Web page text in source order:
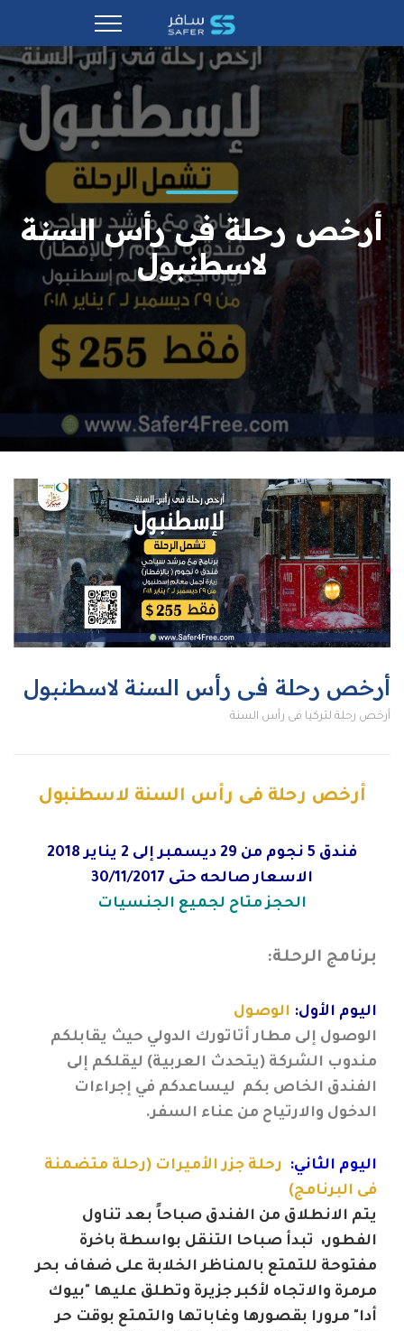
أرخص رحلة فى رأس السنة
لاسطنبول
أرخص رحلة فى رأس السنة لاسطنبول
أرخص رحلة لتركيا فى رأس السنة
أرخص رحلة فى رأس السنة لاسطنبول
فندق 5 نجوم من 29 ديسمبر إلى 2 يناير 2018
الاسعار صالحه حتى 30/11/2017
الحجز متاح لجميع الجنسيات
برنامج الرحلة:
اليوم الأول: الوصول
الوصول إلى مطار أتاتورك الدولي حيث يقابلكم
مندوب الشركة (يتحدث العربية) ليقلكم إلى
الفندق الخاص بكم ليساعدكم في إجراءات
الدخول والارتياح من عناء السفر.
اليوم الثاني: رحلة جزر الأميرات (رحلة متضمنة
فى البرنامج)
يتم الانطلاق من الفندق صباحاً بعد تناول
الفطور، تبدأ صباحا التنقل بواسطة باخرة
مفتوحة للتمتع بالمناظر الخلابة على ضفاف بحر
مرمرة والاتجاه لأكبر جزيرة وتطلق عليها "بيوك
أدا" مرورا بقصورها وغاباتها والتمتع بوقت حر